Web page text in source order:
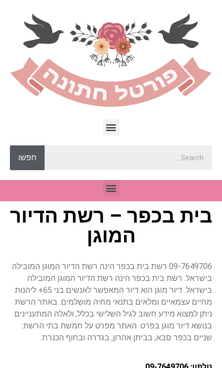
חפשו
בית בכפר – רשת הדיור
המוגן
09-7649706 רשת בית בכפר הינה רשת הדיור המוגן המובילה
בישראל. רשת בית בכפר הינה רשת הדיור המוגן המובילה
בישראל. דיור מוגן הוא דיור המאפשר לאנשים בני 65+ ליהנות
מחיים עצמאיים ומלאים בתנאי מחיה מושלמים. באתר הרשת
ניתן למצוא מידע חשוב לגיל השלישי בכלל, ולאלה המתעניינים
בנושא דיור מוגן בפרט. האתר מפרט על חמשת בתי הרשת:
שניים בכפר סבא, בביתן אהרון, בגדרה ובחוף הכנרת.